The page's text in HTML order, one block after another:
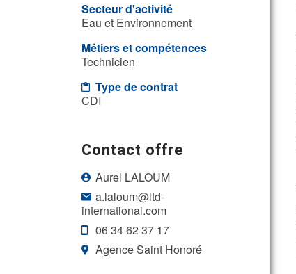
Secteur d'activité
Eau et Environnement
Métiers et compétences
Technicien
Type de contrat
CDI
Contact offre
Aurel LALOUM
a.laloum@ltd-
international.com
06 34 62 37 17
Agence Saint Honoré